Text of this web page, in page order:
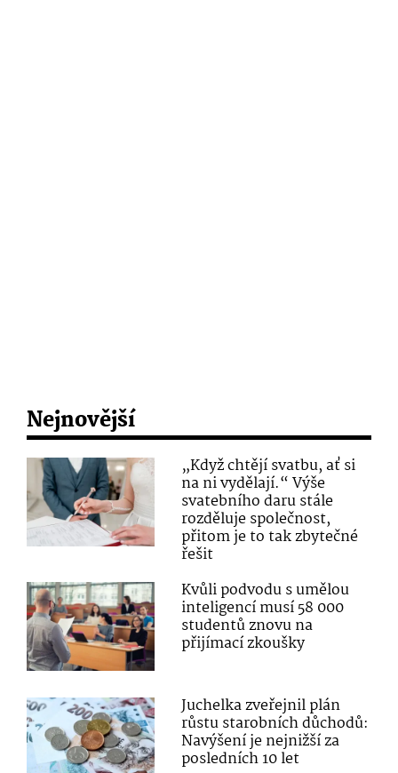
Nejnovější
„Když chtějí svatbu, ať si
na ni vydělají.“ Výše
svatebního daru stále
rozděluje společnost,
přitom je to tak zbytečné
řešit
Kvůli podvodu s umělou
inteligencí musí 58 000
studentů znovu na
přijímací zkoušky
Juchelka zveřejnil plán
růstu starobních důchodů:
Navýšení je nejnižší za
posledních 10 let